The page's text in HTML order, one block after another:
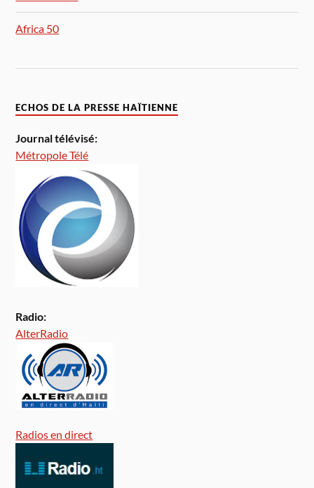
Africa 50
ECHOS DE LA PRESSE HAÏTIENNE
Journal télévisé:
Métropole Télé
Radio:
AlterRadio
Radios en direct